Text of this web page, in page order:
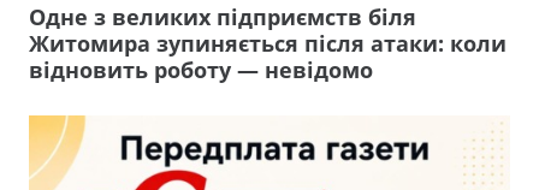
Одне з великих підприємств біля
Житомира зупиняється після атаки: коли
відновить роботу — невідомо